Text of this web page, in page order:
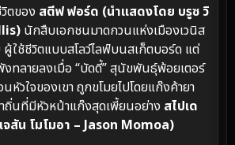
ตของ สตีฟ ฟอร์ด (นำแสดงโดย บรูซ วิ
นักสืบเอกชนมาดกวนแห่งเมืองเวนิส
ใช้ชีวิตแบบสโลว์ไลฟ์บนสเก็ตบอร์ด แต่
ทลายลงเมื่อ “บัดดี้” สุนัขพันธุ์พ้อยเตอร์
หัวใจของเขา ถูกขโมยไปโดยแก๊งค้ายา
ถิ่นที่มีหัวหน้าแก๊งสุดเพี้ยนอย่าง สไปเด
สัน โมโมอา – Jason Momoa)